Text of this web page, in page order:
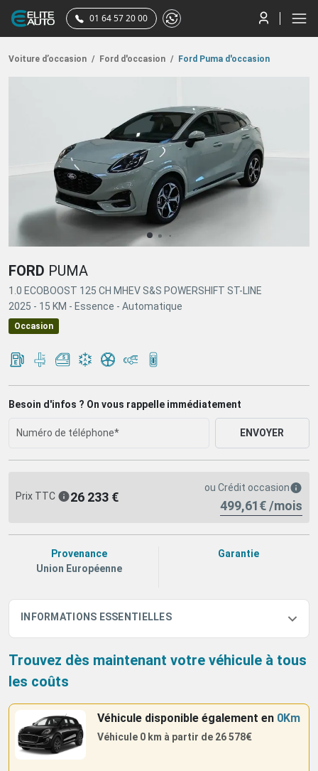
01 64 57 20 00
Voiture d’occasion / Ford d'occasion / Ford Puma d'occasion
FORD PUMA
1.0 ECOBOOST 125 CH MHEV S&S POWERSHIFT ST-LINE
2025 - 15 KM - Essence - Automatique
Occasion
Besoin d'infos ? On vous rappelle immédiatement
ENVOYER
Prix TTC 26 233 €
ou Crédit occasion
499,61€ /mois
Provenance
Union Européenne
Garantie
INFORMATIONS ESSENTIELLES
Trouvez dès maintenant votre véhicule à tous
les coûts
Véhicule disponible également en 0Km
Véhicule 0 km à partir de 26 578€